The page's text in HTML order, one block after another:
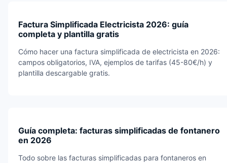
Factura Simplificada Electricista 2026: guía
completa y plantilla gratis
Cómo hacer una factura simplificada de electricista en 2026:
campos obligatorios, IVA, ejemplos de tarifas (45-80€/h) y
plantilla descargable gratis.
Guía completa: facturas simplificadas de fontanero
en 2026
Todo sobre las facturas simplificadas para fontaneros en